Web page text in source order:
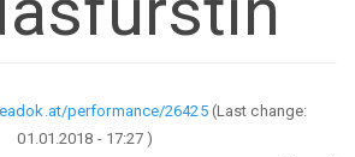
performance/26425(Last change:
01.01.2018 - 17:27 )